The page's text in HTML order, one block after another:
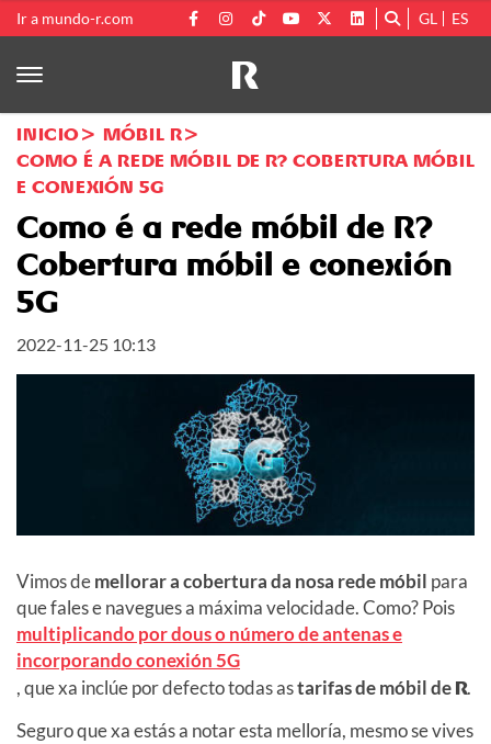
Ir a mundo-r.com GL ES
INICIO
MÓBIL R
COMO É A REDE MÓBIL DE R? COBERTURA MÓBIL
E CONEXIÓN 5G
Como é a rede móbil de R?
Cobertura móbil e conexión
5G
2022-11-25 10:13
Vimos demellorar a cobertura da nosa rede móbil para
que fales e navegues a máxima velocidade. Como? Pois
multiplicando por dous o número de antenas e
incorporando conexión 5G
, que xa inclúe por defecto todas astarifas de móbil deR.
Seguro que xa estás a notar esta melloría, mesmo se vives